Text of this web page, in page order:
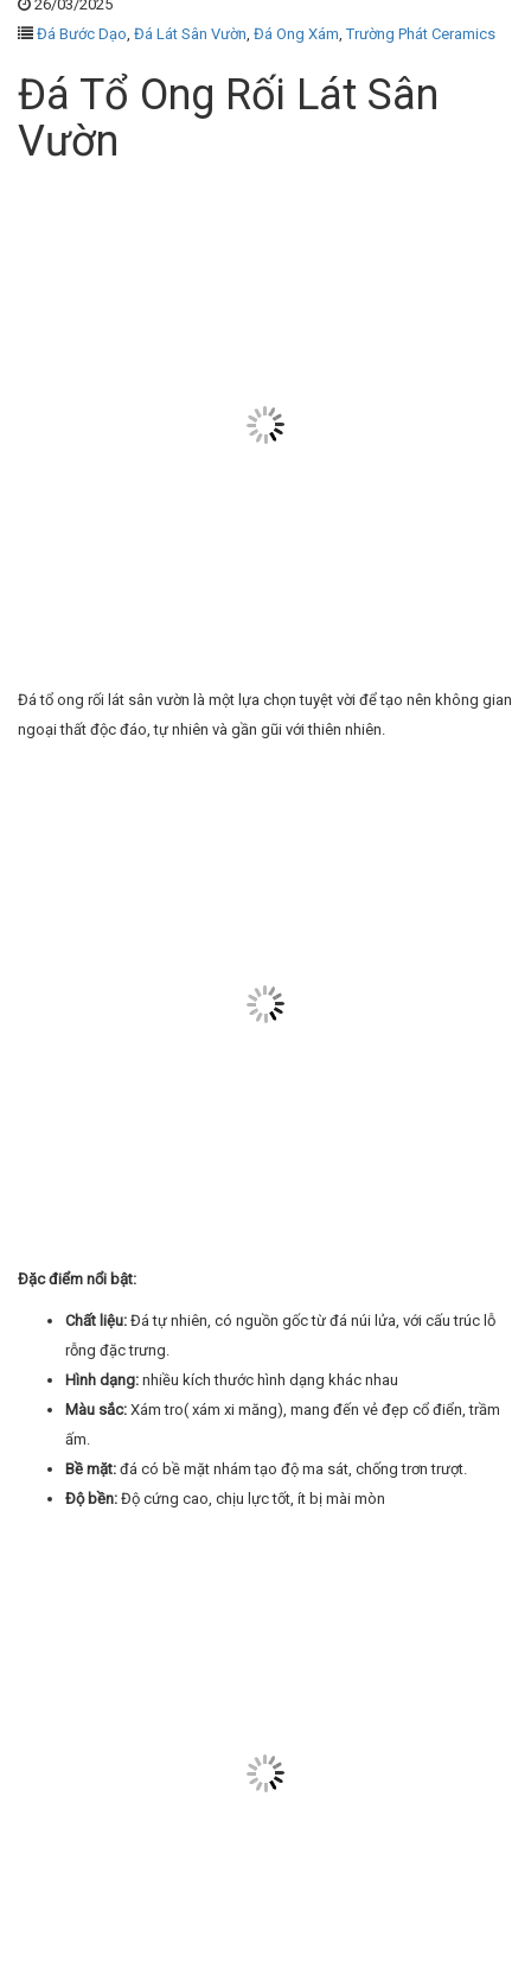
26/03/2025
Đá Bước Dạo, Đá Lát Sân Vườn, Đá Ong Xám,Trường Phát Ceramics
Đá Tổ Ong Rối Lát Sân
Vườn
Đá tổ ong rối lát sân vườn là một lựa chọn tuyệt vời để tạo nên không gian
ngoại thất độc đáo, tự nhiên và gần gũi với thiên nhiên.
Đặc điểm nổi bật:
Chất liệu: Đá tự nhiên, có nguồn gốc từ đá núi lửa, với cấu trúc lỗ
rỗng đặc trưng.
Hình dạng: nhiều kích thước hình dạng khác nhau
Màu sắc: Xám tro( xám xi măng), mang đến vẻ đẹp cổ điển, trầm
ấm.
Bề mặt: đá có bề mặt nhám tạo độ ma sát, chống trơn trượt.
Độ bền: Độ cứng cao, chịu lực tốt, ít bị mài mòn